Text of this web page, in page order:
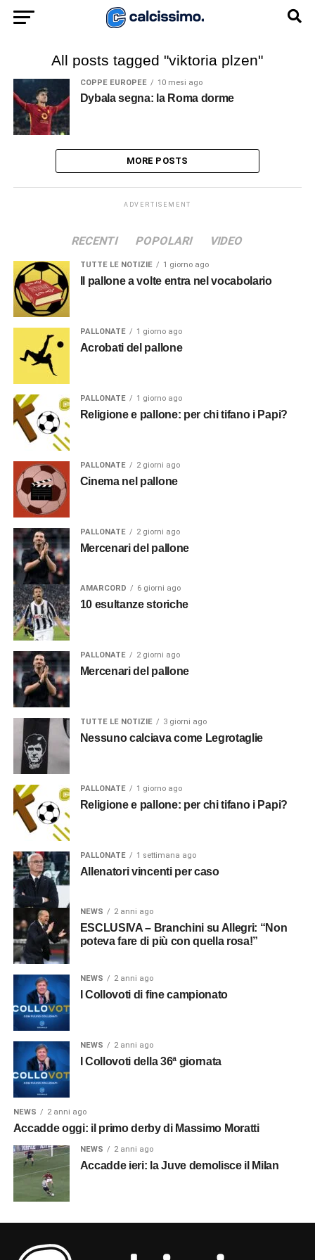
All posts tagged "viktoria plzen"
COPPE EUROPEE 10 mesi ago
Dybala segna: la Roma dorme
MORE POSTS
ADVERTISEMENT
RECENTI POPOLARI VIDEO
TUTTE LE NOTIZIE 1 giorno ago
Il pallone a volte entra nel vocabolario
PALLONATE 1 giorno ago
Acrobati del pallone
PALLONATE 1 giorno ago
Religione e pallone: per chi tifano i Papi?
PALLONATE 2 giorni ago
Cinema nel pallone
PALLONATE 2 giorni ago
Mercenari del pallone
AMARCORD 6 giorni ago
10 esultanze storiche
PALLONATE 2 giorni ago
Mercenari del pallone
TUTTE LE NOTIZIE 3 giorni ago
Nessuno calciava come Legrotaglie
PALLONATE 1 giorno ago
Religione e pallone: per chi tifano i Papi?
PALLONATE 1 settimana ago
Allenatori vincenti per caso
NEWS 2 anni ago
ESCLUSIVA – Branchini su Allegri: “Non
poteva fare di più con quella rosa!”
NEWS 2 anni ago
I Collovoti di fine campionato
NEWS 2 anni ago
I Collovoti della 36ª giornata
NEWS 2 anni ago
Accadde oggi: il primo derby di Massimo Moratti
NEWS 2 anni ago
Accadde ieri: la Juve demolisce il Milan